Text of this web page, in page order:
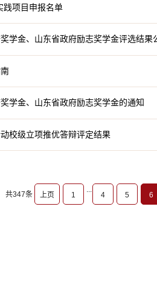
践项目申报名单
学金、山东省政府励志奖学金评选结果
学金、山东省政府励志奖学金的通知
校级立项推优答辩评定结果
共347条 上页 1 4 5 6